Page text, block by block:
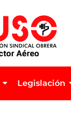
Legislación